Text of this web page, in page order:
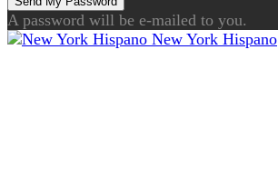
A password will be e-mailed to you.
New York Hispano